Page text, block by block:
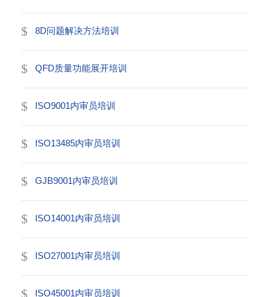
8D问题解决方法培训
QFD质量功能展开培训
ISO9001内审员培训
ISO13485内审员培训
GJB9001内审员培训
ISO14001内审员培训
ISO27001内审员培训
ISO45001内审员培训